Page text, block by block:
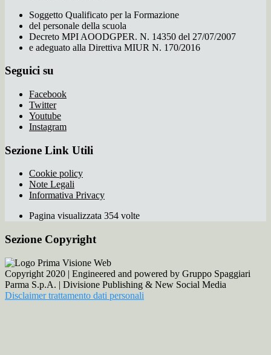
Soggetto Qualificato per la Formazione
del personale della scuola
Decreto MPI AOODGPER. N. 14350 del 27/07/2007
e adeguato alla Direttiva MIUR N. 170/2016
Seguici su
Facebook
Twitter
Youtube
Instagram
Sezione Link Utili
Cookie policy
Note Legali
Informativa Privacy
Pagina visualizzata 354 volte
Sezione Copyright
Copyright 2020 | Engineered and powered by Gruppo Spaggiari
Parma S.p.A. | Divisione Publishing & New Social Media
Disclaimer trattamento dati personali